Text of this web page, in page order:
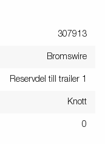
307913
Bromswire
Reservdel till trailer 1
Knott
0